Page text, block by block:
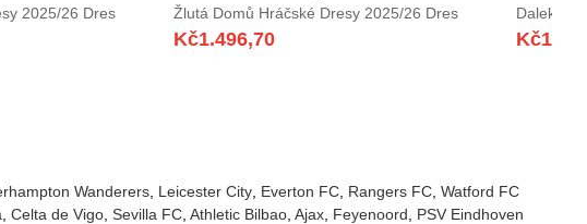
2025/26 Dres
Žlutá Domů Hráčské Dresy 2025/26 Dres
Kč1.496,70
Daleko
Kč
Wanderers Leicester City Everton FC Rangers FC Watford FC
Celta de Vigo Sevilla FC Athletic Bilbao Ajax Feyenoord
PSV Eindhoven